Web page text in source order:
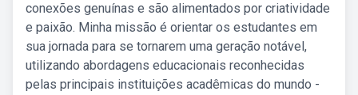
conexões genuínas e são alimentados por criatividade
e paixão. Minha missão é orientar os estudantes em
sua jornada para se tornarem uma geração notável,
utilizando abordagens educacionais reconhecidas
pelas principais instituições acadêmicas do mundo -